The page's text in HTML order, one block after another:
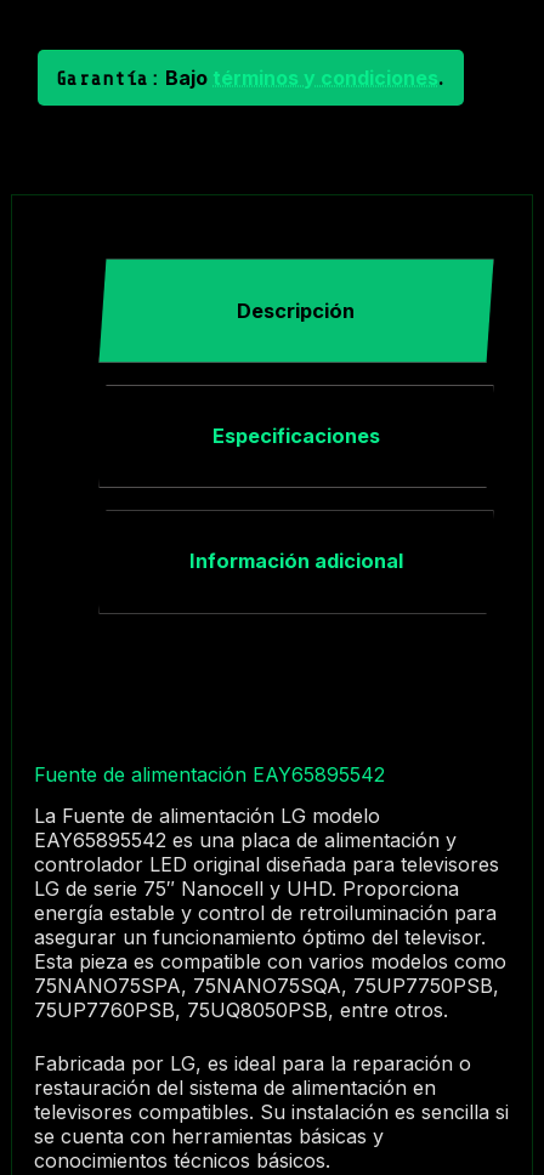
Garantía: Bajo términos y condiciones.
Descripción
Especificaciones
Información adicional
Fuente de alimentación EAY65895542
La Fuente de alimentación LG modelo
EAY65895542 es una placa de alimentación y
controlador LED original diseñada para televisores
LG de serie 75″ Nanocell y UHD. Proporciona
energía estable y control de retroiluminación para
asegurar un funcionamiento óptimo del televisor.
Esta pieza es compatible con varios modelos como
75NANO75SPA, 75NANO75SQA, 75UP7750PSB,
75UP7760PSB, 75UQ8050PSB, entre otros.
Fabricada por LG, es ideal para la reparación o
restauración del sistema de alimentación en
televisores compatibles. Su instalación es sencilla si
se cuenta con herramientas básicas y
conocimientos técnicos básicos.